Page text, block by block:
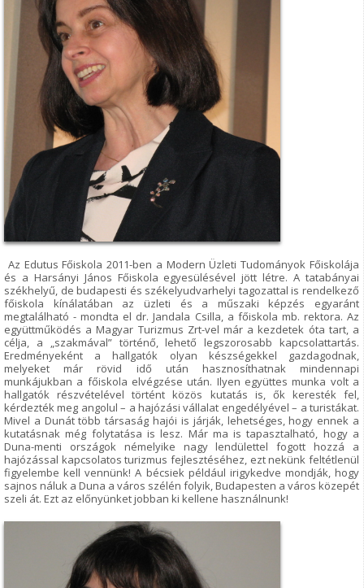
Az Edutus Főiskola 2011-ben a Modern Üzleti Tudományok Főiskolája
és a Harsányi János Főiskola egyesülésével jött létre. A tatabányai
székhelyű, de budapesti és székelyudvarhelyi tagozattal is rendelkező
főiskola kínálatában az üzleti és a műszaki képzés egyaránt
megtalálható - mondta el dr. Jandala Csilla, a főiskola mb. rektora. Az
együttműködés a Magyar Turizmus Zrt-vel már a kezdetek óta tart, a
célja, a „szakmával” történő, lehető legszorosabb kapcsolattartás.
Eredményeként a hallgatók olyan készségekkel gazdagodnak,
melyeket már rövid idő után hasznosíthatnak mindennapi
munkájukban a főiskola elvégzése után. Ilyen együttes munka volt a
hallgatók részvételével történt közös kutatás is, ők keresték fel,
kérdezték meg angolul – a hajózási vállalat engedélyével – a turistákat.
Mivel a Dunát több társaság hajói is járják, lehetséges, hogy ennek a
kutatásnak még folytatása is lesz. Már ma is tapasztalható, hogy a
Duna-menti országok némelyike nagy lendülettel fogott hozzá a
hajózással kapcsolatos turizmus fejlesztéséhez, ezt nekünk feltétlenül
figyelembe kell vennünk! A bécsiek például irigykedve mondják, hogy
sajnos náluk a Duna a város szélén folyik, Budapesten a város közepét
szeli át. Ezt az előnyünket jobban ki kellene használnunk!